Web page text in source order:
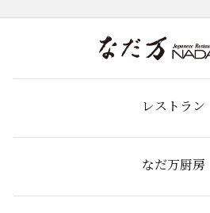
レストラン
なだ万厨房